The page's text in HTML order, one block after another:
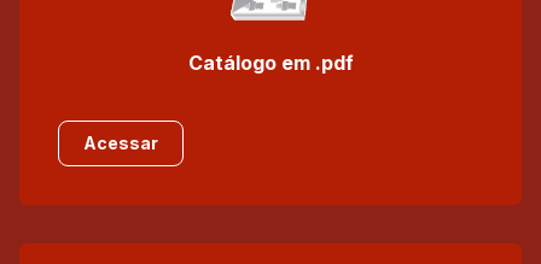
Catálogo em .pdf
Acessar